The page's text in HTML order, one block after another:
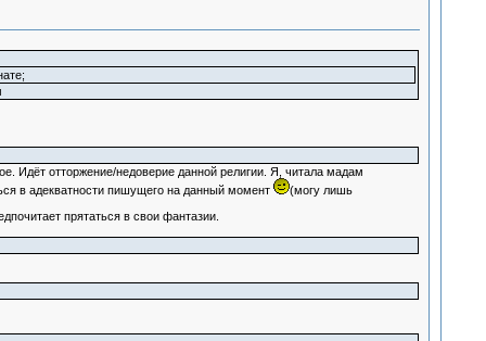
Идёт отторжение/недоверие данной религии. Я, читала мадам
в адекватности пишущего на данный момент
(могу лишь
прятаться в свои фантазии.